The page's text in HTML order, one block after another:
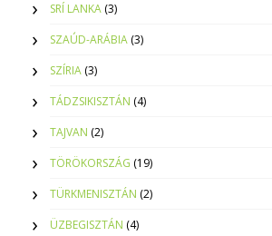
SRÍ LANKA (3)
SZAÚD-ARÁBIA (3)
SZÍRIA (3)
TÁDZSIKISZTÁN (4)
TAJVAN (2)
TÖRÖKORSZÁG (19)
TÜRKMENISZTÁN (2)
ÜZBEGISZTÁN (4)